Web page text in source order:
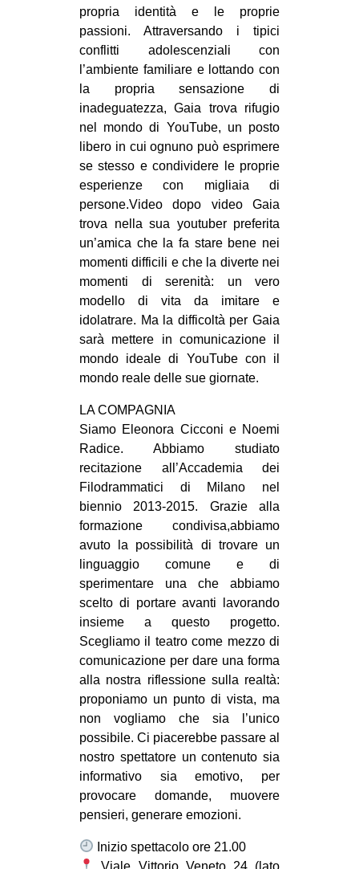
MIGRAZIONI
PRECARIATO
REPRESSIONE
CULTURE
ARTE
CINEMA
MANIFESTI
MUSICA
RECENSIONI
INTERNAZIONALE
AFRICA
AMERICHE
ESTREMO ORIENTE
EUROPA
MEDIO ORIENTE
MONDO
in
Fb
tw
bsky
ms
SEARCH
propria identità e le proprie
passioni. Attraversando i tipici
conflitti adolescenziali con
l’ambiente familiare e lottando con
la propria sensazione di
inadeguatezza, Gaia trova rifugio
nel mondo di YouTube, un posto
libero in cui ognuno può esprimere
se stesso e condividere le proprie
esperienze con migliaia di
persone.Video dopo video Gaia
trova nella sua youtuber preferita
un’amica che la fa stare bene nei
momenti difficili e che la diverte nei
momenti di serenità: un vero
modello di vita da imitare e
idolatrare. Ma la difficoltà per Gaia
sarà mettere in comunicazione il
mondo ideale di YouTube con il
mondo reale delle sue giornate.
LA COMPAGNIA
Siamo Eleonora Cicconi e Noemi
Radice. Abbiamo studiato
recitazione all’Accademia dei
Filodrammatici di Milano nel
biennio 2013-2015. Grazie alla
formazione condivisa,abbiamo
avuto la possibilità di trovare un
linguaggio comune e di
sperimentare una che abbiamo
scelto di portare avanti lavorando
insieme a questo progetto.
Scegliamo il teatro come mezzo di
comunicazione per dare una forma
alla nostra riflessione sulla realtà:
proponiamo un punto di vista, ma
non vogliamo che sia l’unico
possibile. Ci piacerebbe passare al
nostro spettatore un contenuto sia
informativo sia emotivo, per
provocare domande, muovere
pensieri, generare emozioni.
Inizio spettacolo ore 21.00
Viale Vittorio Veneto 24 (lato